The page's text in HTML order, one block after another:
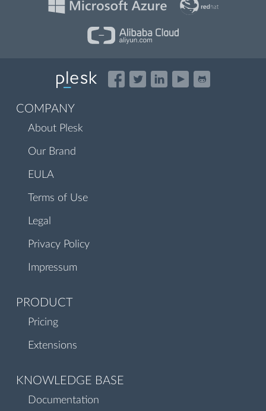
COMPANY
About Plesk
Our Brand
EULA
Terms of Use
Legal
Privacy Policy
Impressum
PRODUCT
Pricing
Extensions
KNOWLEDGE BASE
Documentation